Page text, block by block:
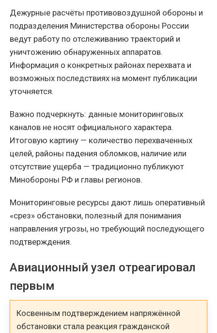
Дежурные расчёты противовоздушной обороны и
подразделения Министерства обороны России
ведут работу по отслеживанию траекторий и
уничтожению обнаруженных аппаратов.
Информация о конкретных районах перехвата и
возможных последствиях на момент публикации
уточняется.
Важно подчеркнуть: данные мониторинговых
каналов не носят официального характера.
Итоговую картину — количество перехваченных
целей, районы падения обломков, наличие или
отсутствие ущерба — традиционно публикуют
Минобороны РФ и главы регионов.
Мониторинговые ресурсы дают лишь оперативный
«срез» обстановки, полезный для понимания
направления угрозы, но требующий последующего
подтверждения.
Авиационный узел отреагировал
первым
Косвенным подтверждением напряжённой
обстановки стала реакция гражданской